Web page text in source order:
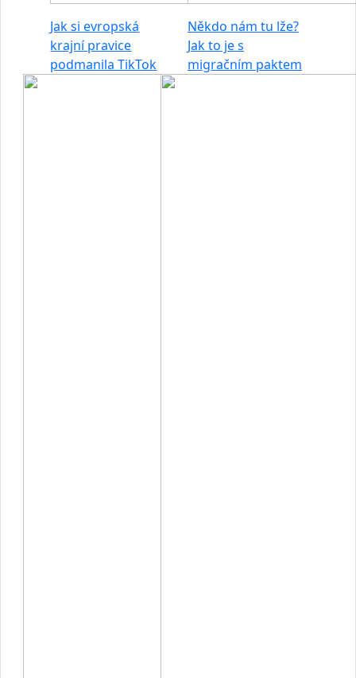
Jak si evropská
krajní pravice
podmanila TikTok
Někdo nám tu lže?
Jak to je s
migračním paktem